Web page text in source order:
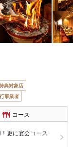
典対象店
事業者
コース
更に宴会コース